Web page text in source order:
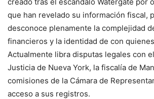
que han revelado su información fiscal,
desconoce plenamente la complejidad
financieros y la identidad de con
Actualmente libra disputas legales con
Justicia de Nueva York, la fiscalía de
comisiones de la Cámara de
acceso a sus registros.